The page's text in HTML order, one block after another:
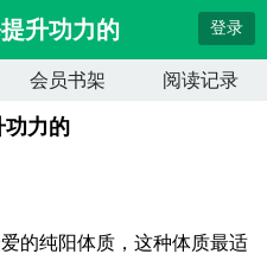
升功力的 登录
会员书架 阅读记录
功力的
的纯阳体质，这种体质最适